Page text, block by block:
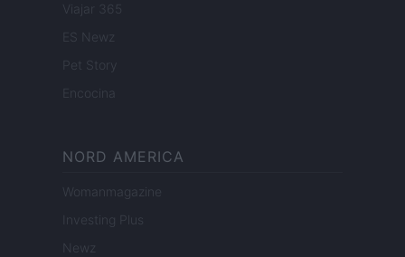
Viajar 365
ES Newz
Pet Story
Encocina
NORD AMERICA
Womanmagazine
Investing Plus
Newz